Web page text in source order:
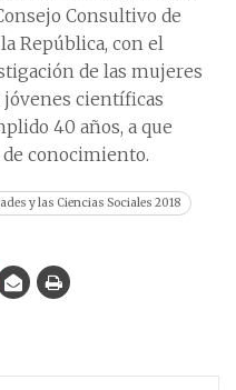
Consultivo de
República, con el
de las mujeres
jóvenes científicas
40 años, a que
conocimiento.
y las Ciencias Sociales 2018